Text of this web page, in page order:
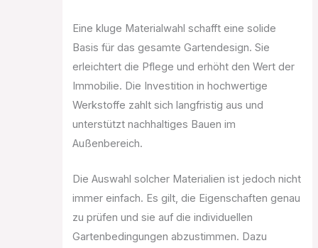
Eine kluge Materialwahl schafft eine solide
Basis für das gesamte Gartendesign. Sie
erleichtert die Pflege und erhöht den Wert der
Immobilie. Die Investition in hochwertige
Werkstoffe zahlt sich langfristig aus und
unterstützt nachhaltiges Bauen im
Außenbereich.
Die Auswahl solcher Materialien ist jedoch nicht
immer einfach. Es gilt, die Eigenschaften genau
zu prüfen und sie auf die individuellen
Gartenbedingungen abzustimmen. Dazu